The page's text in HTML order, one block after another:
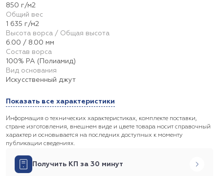
850 г/м2
Общий вес
1 635 г/м2
Высота ворса / Общая высота
6.00 / 8.00 мм
Состав ворса
100% PA (Полиамид)
Вид основания
Искусственный джут
Показать все характеристики
Информация о технических характеристиках, комплекте поставки,
стране изготовления, внешнем виде и цвете товара носит справочный
характер и основывается на последних доступных к моменту
публикации сведениях.
Получить КП за 30 минут